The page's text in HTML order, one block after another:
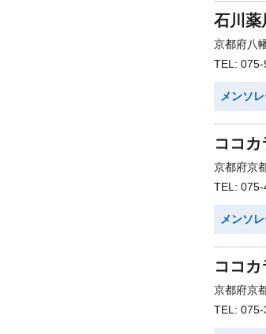
石川薬
京都府八
TEL:
メンソ
ココ
京都府京
TEL:
メンソ
ココ
京都府京
TEL: